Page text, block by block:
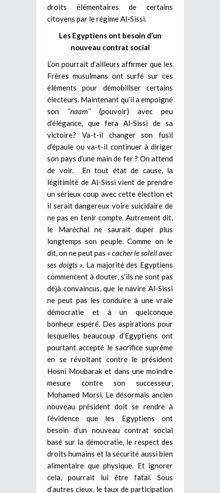
droits élémentaires de certains
citoyens par le régime Al-Sissi.
Les Egyptiens ont besoin d’un
nouveau contrat social
L’on pourrait d’ailleurs affirmer que les
Frères musulmans ont surfé sur ces
éléments pour démobiliser certains
électeurs. Maintenant qu’il a empoigné
son ‘’naam’’ (pouvoir) avec peu
d’élégance, que fera Al-Sissi de sa
victoire? Va-t-il changer son fusil
d’épaule ou va-t-il continuer à diriger
son pays d’une main de fer ? On attend
de voir. En tout état de cause, la
légitimité de Al-Sissi vient de prendre
un sérieux coup avec cette élection et
il serait dangereux voire suicidaire de
ne pas en tenir compte. Autrement dit,
le Maréchal ne saurait duper plus
longtemps son peuple. Comme on le
dit, on ne peut pas « cacher le soleil avec
ses doigts ». La majorité des Egyptiens
commencent à douter, s’ils ne sont pas
déjà convaincus, que le navire Al-Sissi
ne peut pas les conduire à une vraie
démocratie et à un quelconque
bonheur espéré. Des aspirations pour
lesquelles beaucoup d’Egyptiens ont
pourtant accepté le sacrifice suprême
en se révoltant contre le président
Hosni Moubarak et dans une moindre
mesure contre son successeur,
Mohamed Morsi. Le désormais ancien
nouveau président doit se rendre à
l’évidence que les Egyptiens ont
besoin d’un nouveau contrat social
basé sur la démocratie, le respect des
droits humains et la sécurité aussi bien
alimentaire que physique. Et ignorer
cela, pourrait lui être fatal. Sous
d’autres cieux, le taux de participation